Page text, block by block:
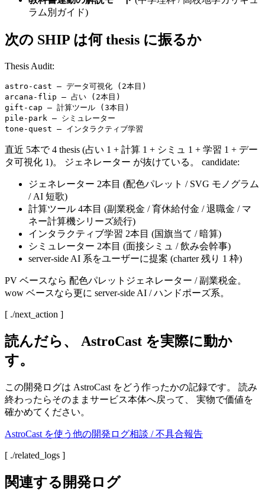
ラム別ガイド)
次の SHIP は何 thesis に振るか
Thesis Audit:
astro-cast — データ可視化 (2本目)
arcana-flip — 占い (2本目)
gift-cap — 計算ツール (3本目)
pile-park — シミュレーター
直近 5本で 4 thesis (占い 1 + 計算 1 + シミュ 1 + 学習 1 + デー
タ可視化 1)。 ジェネレーター が抜けている。 candidate:
ジェネレーター 2本目 (配色パレット / SVG モノグラム
/ AI 短歌)
計算ツール 4本目 (副業税金 / 育休給付金 / 退職金 / マ
ネー計算機シリーズ続行)
インタラクティブ学習 2本目 (国旗当て / 暗算)
シミュレーター 2本目 (面接シミュ / 飲み会幹事)
server-side AI 系をユーザーに提案 (charter 残り 1 枠)
PV ベースなら 配色パレットジェネレーター / 副業税金。
wow ベースなら更に server-side AI / ハンドポーズ系。
[ ./next_action ]
読んだら、 AstroCast を実際に動か
す。
この開発ログは AstroCast をどう作ったかの記録です。 読み
終わったらそのままサービス本体へ戻って、 実物で価値を
確かめてください。
AstroCast を使う 他の開発ログ相談 / 不具合報告
[ ./related_logs ]
関連する開発ログ